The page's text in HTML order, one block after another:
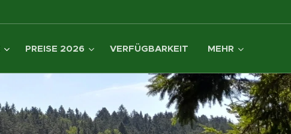
PREISE 2026 VERFÜGBARKEIT MEHR